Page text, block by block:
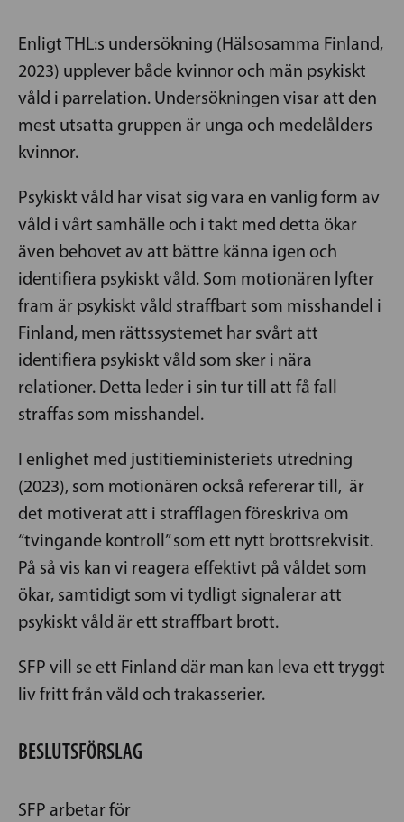
Enligt THL:s undersökning (Hälsosamma Finland,
2023) upplever både kvinnor och män psykiskt
våld i parrelation. Undersökningen visar att den
mest utsatta gruppen är unga och medelålders
kvinnor.
Psykiskt våld har visat sig vara en vanlig form av
våld i vårt samhälle och i takt med detta ökar
även behovet av att bättre känna igen och
identifiera psykiskt våld. Som motionären lyfter
fram är psykiskt våld straffbart som misshandel i
Finland, men rättssystemet har svårt att
identifiera psykiskt våld som sker i nära
relationer. Detta leder i sin tur till att få fall
straffas som misshandel.
I enlighet med justitieministeriets utredning
(2023), som motionären också refererar till, är
det motiverat att i strafflagen föreskriva om
“tvingande kontroll” som ett nytt brottsrekvisit.
På så vis kan vi reagera effektivt på våldet som
ökar, samtidigt som vi tydligt signalerar att
psykiskt våld är ett straffbart brott.
SFP vill se ett Finland där man kan leva ett tryggt
liv fritt från våld och trakasserier.
BESLUTSFÖRSLAG
SFP arbetar för